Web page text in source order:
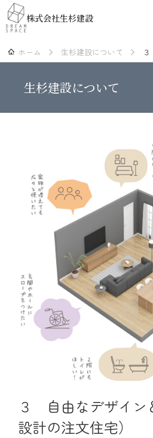
株式会社生杉建設
ホーム
設計・プランニング
性能・品質・保証
施工事例
不動産（土地・建物）情報
見学会・モデルハウス
ブログ
お問い合わせ
ホーム 生杉建設について
生杉建設について
３ 自由なデザイン
設計の注文住宅）